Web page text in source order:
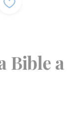
Bible a